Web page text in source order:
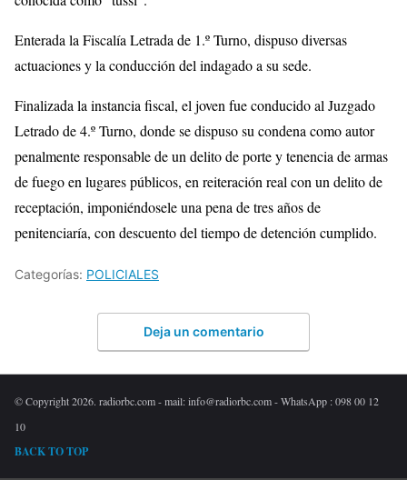
Enterada la Fiscalía Letrada de 1.º Turno, dispuso diversas
actuaciones y la conducción del indagado a su sede.
Finalizada la instancia fiscal, el joven fue conducido al Juzgado
Letrado de 4.º Turno, donde se dispuso su condena como autor
penalmente responsable de un delito de porte y tenencia de armas
de fuego en lugares públicos, en reiteración real con un delito de
receptación, imponiéndosele una pena de tres años de
penitenciaría, con descuento del tiempo de detención cumplido.
Categorías: POLICIALES
Deja un comentario
© Copyright 2026. radiorbc.com - mail: info@radiorbc.com - WhatsApp : 098 00 12
10
BACK TO TOP